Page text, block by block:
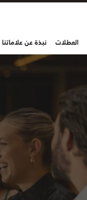
العطلات نبذة عن علاماتنا